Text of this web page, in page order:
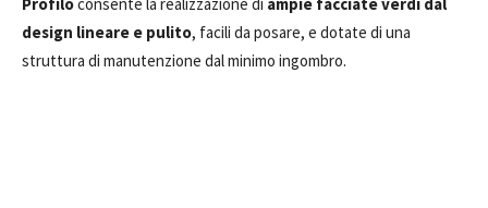
design lineare e pulito, facili da posare, e dotate di una
struttura di manutenzione dal minimo ingombro.